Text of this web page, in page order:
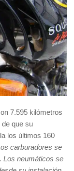
7.595 kilómetros
que su
los últimos 160
carburadores se
Los neumáticos se